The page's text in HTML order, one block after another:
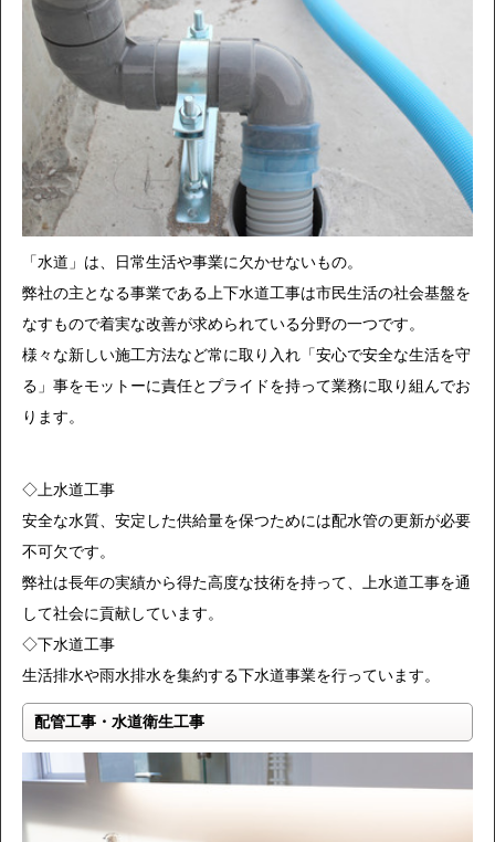
「水道」は、日常生活や事業に欠かせないもの。
弊社の主となる事業である上下水道工事は市民生活の社会基盤を
なすもので着実な改善が求められている分野の一つです。
様々な新しい施工方法など常に取り入れ「安心で安全な生活を守
る」事をモットーに責任とプライドを持って業務に取り組んでお
ります。
◇上水道工事
安全な水質、安定した供給量を保つためには配水管の更新が必要
不可欠です。
弊社は長年の実績から得た高度な技術を持って、上水道工事を通
して社会に貢献しています。
◇下水道工事
生活排水や雨水排水を集約する下水道事業を行っています。
配管工事・水道衛生工事